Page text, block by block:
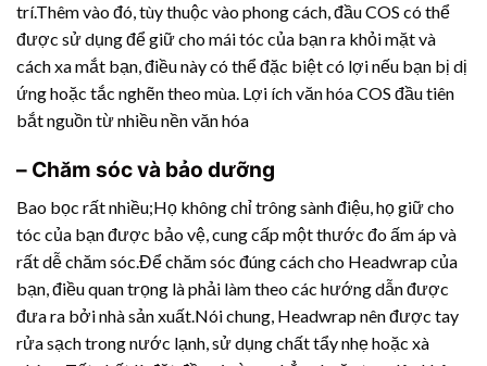
trí.Thêm vào đó, tùy thuộc vào phong cách, đầu COS có thể
được sử dụng để giữ cho mái tóc của bạn ra khỏi mặt và
cách xa mắt bạn, điều này có thể đặc biệt có lợi nếu bạn bị dị
ứng hoặc tắc nghẽn theo mùa. Lợi ích văn hóa COS đầu tiên
bắt nguồn từ nhiều nền văn hóa
– Chăm sóc và bảo dưỡng
Bao bọc rất nhiều;Họ không chỉ trông sành điệu, họ giữ cho
tóc của bạn được bảo vệ, cung cấp một thước đo ấm áp và
rất dễ chăm sóc.Để chăm sóc đúng cách cho Headwrap của
bạn, điều quan trọng là phải làm theo các hướng dẫn được
đưa ra bởi nhà sản xuất.Nói chung, Headwrap nên được tay
rửa sạch trong nước lạnh, sử dụng chất tẩy nhẹ hoặc xà